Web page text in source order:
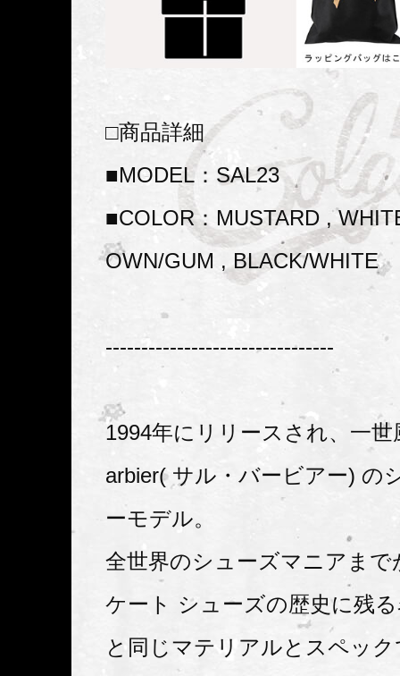
□商品詳細
■MODEL：SAL23
■COLOR：MUSTARD ,
OWN/GUM , BLACK/WHITE
--------------------------------
1994年にリリースされ、一
arbier( サル・バービアー) の
ーモデル。
全世界のシューズマニアまで
ケート シューズの歴史に残
と同じマテリアルとスペッ